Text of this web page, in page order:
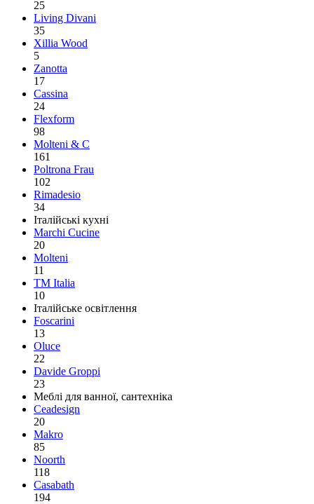
25
Living Divani
35
Xillia Wood
5
Zanotta
17
Cassina
24
Flexform
98
Molteni & C
161
Poltrona Frau
102
Rimadesio
34
Італійські кухні
Marchi Cucine
20
Molteni
11
TM Italia
10
Італійське освітлення
Foscarini
13
Oluce
22
Davide Groppi
23
Меблі для ванної, сантехніка
Ceadesign
20
Makro
85
Noorth
118
Сasabath
194